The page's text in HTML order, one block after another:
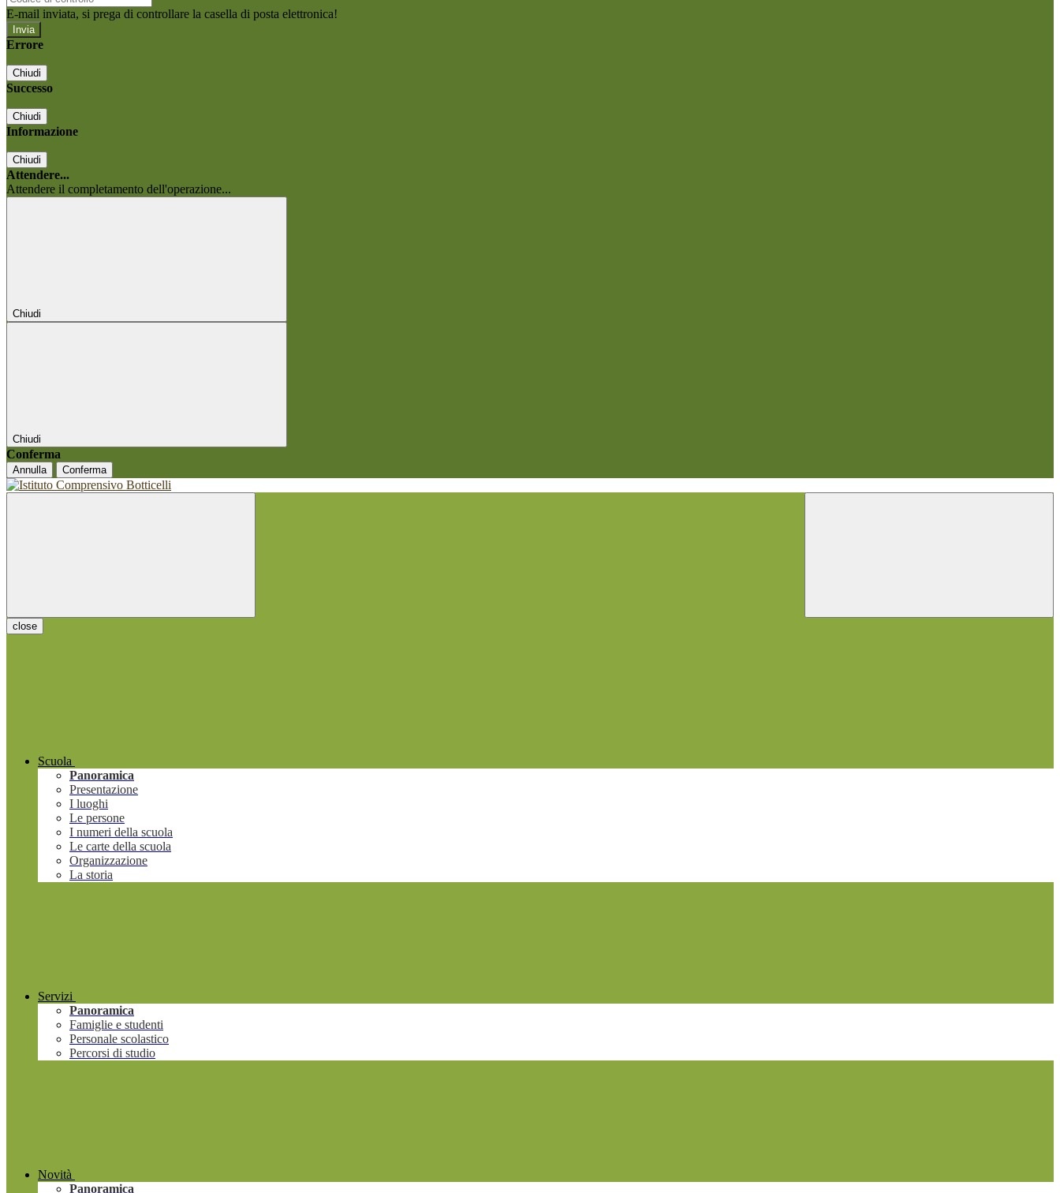
E-mail inviata, si prega di controllare la casella di posta elettronica!
Errore
Chiudi
Successo
Chiudi
Informazione
Chiudi
Attendere...
Attendere il completamento dell'operazione...
Chiudi
Chiudi
Conferma
Annulla Conferma
close
Scuola
Panoramica
Presentazione
I luoghi
Le persone
I numeri della scuola
Le carte della scuola
Organizzazione
La storia
Servizi
Panoramica
Famiglie e studenti
Personale scolastico
Percorsi di studio
Novità
Panoramica